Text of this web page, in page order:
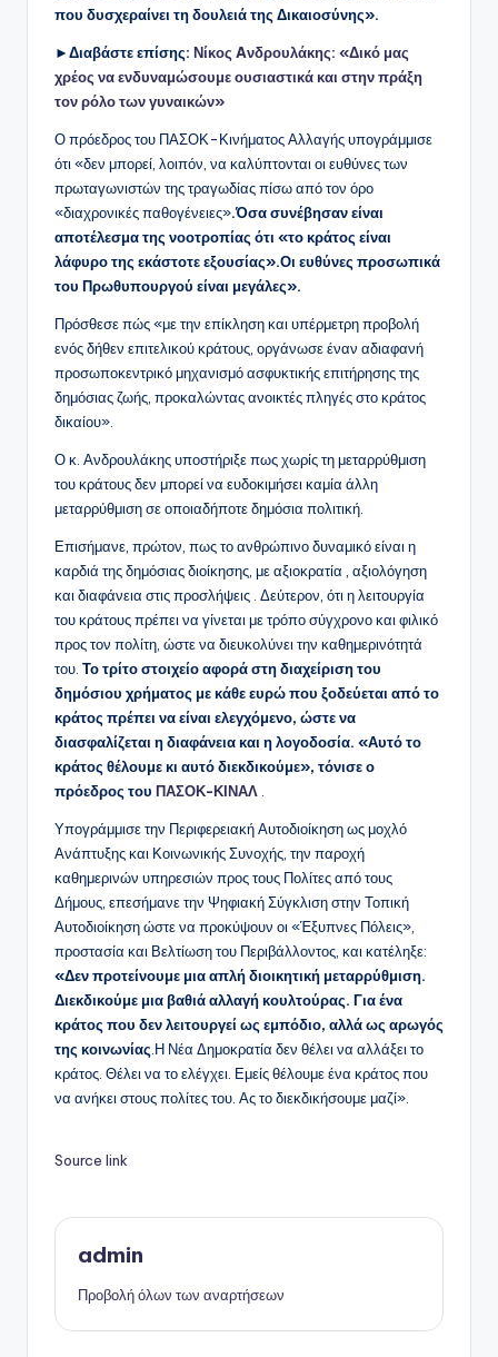
που δυσχεραίνει τη δουλειά της Δικαιοσύνης».
►Διαβάστε επίσης: Νίκος Aνδρουλάκης: «Δικό μας
χρέος να ενδυναμώσουμε ουσιαστικά και στην πράξη
τον ρόλο των γυναικών»
Ο πρόεδρος του ΠΑΣΟΚ-Κινήματος Αλλαγής υπογράμμισε
ότι «δεν μπορεί, λοιπόν, να καλύπτονται οι ευθύνες των
πρωταγωνιστών της τραγωδίας πίσω από τον όρο
«διαχρονικές παθογένειες».Όσα συνέβησαν είναι
αποτέλεσμα της νοοτροπίας ότι «το κράτος είναι
λάφυρο της εκάστοτε εξουσίας».Οι ευθύνες προσωπικά
του Πρωθυπουργού είναι μεγάλες».
Πρόσθεσε πώς «με την επίκληση και υπέρμετρη προβολή
ενός δήθεν επιτελικού κράτους, οργάνωσε έναν αδιαφανή
προσωποκεντρικό μηχανισμό ασφυκτικής επιτήρησης της
δημόσιας ζωής, προκαλώντας ανοικτές πληγές στο κράτος
δικαίου».
Ο κ. Ανδρουλάκης υποστήριξε πως χωρίς τη μεταρρύθμιση
του κράτους δεν μπορεί να ευδοκιμήσει καμία άλλη
μεταρρύθμιση σε οποιαδήποτε δημόσια πολιτική.
Επισήμανε, πρώτον, πως το ανθρώπινο δυναμικό είναι η
καρδιά της δημόσιας διοίκησης, με αξιοκρατία , αξιολόγηση
και διαφάνεια στις προσλήψεις . Δεύτερον, ότι η λειτουργία
του κράτους πρέπει να γίνεται με τρόπο σύγχρονο και φιλικό
προς τον πολίτη, ώστε να διευκολύνει την καθημερινότητά
του. Το τρίτο στοιχείο αφορά στη διαχείριση του
δημόσιου χρήματος με κάθε ευρώ που ξοδεύεται από το
κράτος πρέπει να είναι ελεγχόμενο, ώστε να
διασφαλίζεται η διαφάνεια και η λογοδοσία. «Αυτό το
κράτος θέλουμε κι αυτό διεκδικούμε», τόνισε ο
πρόεδρος του ΠΑΣΟΚ-ΚΙΝΑΛ
Υπογράμμισε την Περιφερειακή Αυτοδιοίκηση ως μοχλό
Ανάπτυξης και Κοινωνικής Συνοχής, την παροχή
καθημερινών υπηρεσιών προς τους Πολίτες από τους
Δήμους, επεσήμανε την Ψηφιακή Σύγκλιση στην Τοπική
Αυτοδιοίκηση ώστε να προκύψουν οι «Έξυπνες Πόλεις»,
προστασία και Βελτίωση του Περιβάλλοντος, και κατέληξε:
«Δεν προτείνουμε μια απλή διοικητική μεταρρύθμιση.
Διεκδικούμε μια βαθιά αλλαγή κουλτούρας. Για ένα
κράτος που δεν λειτουργεί ως εμπόδιο, αλλά ως αρωγός
της κοινωνίας .Η Νέα Δημοκρατία δεν θέλει να αλλάξει το
κράτος. Θέλει να το ελέγχει. Εμείς θέλουμε ένα κράτος που
να ανήκει στους πολίτες του. Ας το διεκδικήσουμε μαζί».
Source link
admin
Προβολή όλων των αναρτήσεων